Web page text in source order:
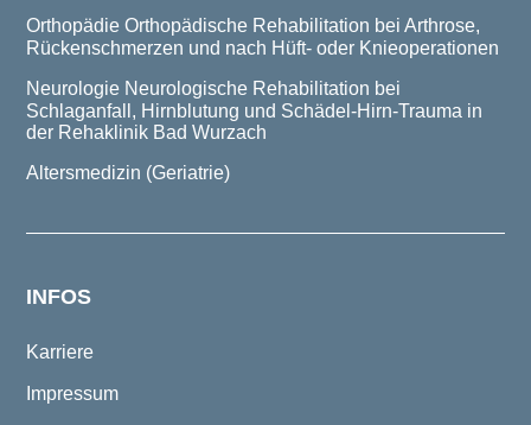
Orthopädie Orthopädische Rehabilitation bei Arthrose,
Rückenschmerzen und nach Hüft- oder Knieoperationen
Neurologie Neurologische Rehabilitation bei
Schlaganfall, Hirnblutung und Schädel-Hirn-Trauma in
der Rehaklinik Bad Wurzach
Altersmedizin (Geriatrie)
INFOS
Karriere
Impressum